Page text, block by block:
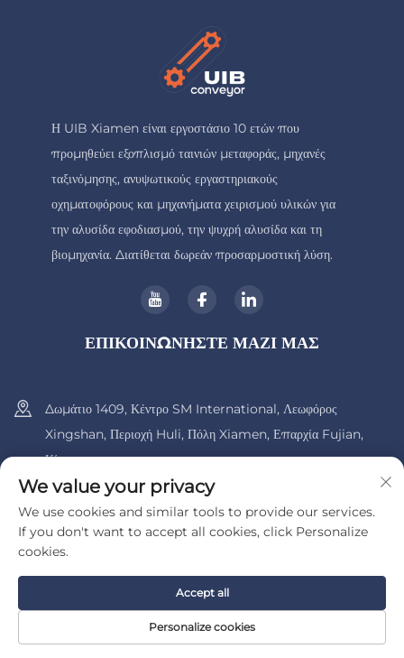
Η UIB Xiamen είναι εργοστάσιο 10 ετών που
προμηθεύει εξοπλισμό ταινιών μεταφοράς, μηχανές
ταξινόμησης, ανυψωτικούς εργαστηριακούς
οχηματοφόρους και μηχανήματα χειρισμού υλικών για
την αλυσίδα εφοδιασμού, την ψυχρή αλυσίδα και τη
βιομηχανία. Διατίθεται δωρεάν προσαρμοστική λύση.
ΕΠΙΚΟΙΝΩΝΗΣΤΕ ΜΑΖΙ ΜΑΣ
Δωμάτιο 1409, Κέντρο SM International, Λεωφόρος
Xingshan, Περιοχή Huli, Πόλη Xiamen, Επαρχία Fujian,
Κίνα.
+86-13600956803
[email protected]
Πνευματικά δικαιώματα © 2025 από την UIB (Xiamen) Bearing Co.,
Ltd. Πολιτική Απορρήτου
ΗΛΕΚΤΡΟΝΙΚΌ
We value your privacy
We use cookies and similar tools to provide our services.
If you don't want to accept all cookies, click Personalize
cookies.
Personalize cookies
Accept all